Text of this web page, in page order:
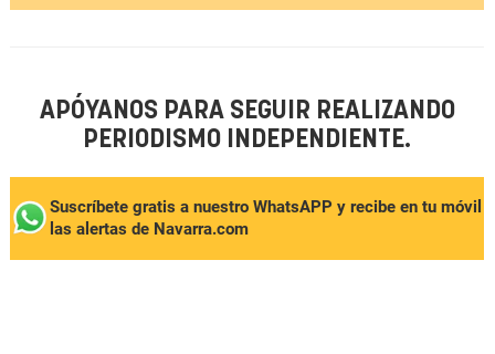
APÓYANOS PARA SEGUIR REALIZANDO
PERIODISMO INDEPENDIENTE.
Suscríbete gratis a nuestro WhatsAPP y recibe en tu móvil
las alertas de Navarra.com